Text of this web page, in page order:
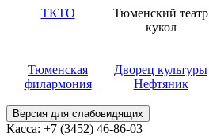
ТКТО
Тюменский театр
кукол
Тюменская
филармония
Дворец культуры
Нефтяник
Версия для слабовидящих
Касса: +7 (3452) 46-86-03